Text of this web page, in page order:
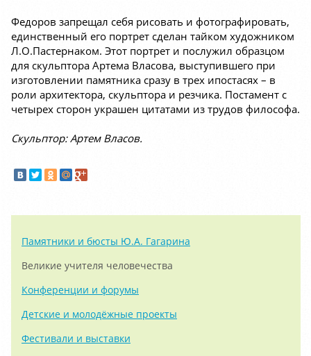
Федоров запрещал себя рисовать и фотографировать,
единственный его портрет сделан тайком художником
Л.О.Пастернаком. Этот портрет и послужил образцом
для скульптора Артема Власова, выступившего при
изготовлении памятника сразу в трех ипостасях – в
роли архитектора, скульптора и резчика. Постамент с
четырех сторон украшен цитатами из трудов философа.
Скульптор: Артем Власов.
Памятники и бюсты Ю.А. Гагарина
Великие учителя человечества
Конференции и форумы
Детские и молодёжные проекты
Фестивали и выставки